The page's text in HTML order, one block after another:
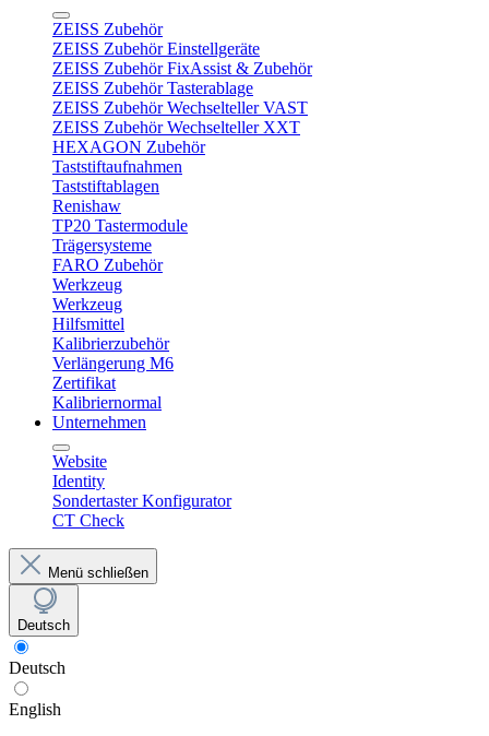
ZEISS Zubehör
ZEISS Zubehör Einstellgeräte
ZEISS Zubehör FixAssist & Zubehör
ZEISS Zubehör Tasterablage
ZEISS Zubehör Wechselteller VAST
ZEISS Zubehör Wechselteller XXT
HEXAGON Zubehör
Taststiftaufnahmen
Taststiftablagen
Renishaw
TP20 Tastermodule
Trägersysteme
FARO Zubehör
Werkzeug
Werkzeug
Hilfsmittel
Kalibrierzubehör
Verlängerung M6
Zertifikat
Kalibriernormal
Unternehmen
Website
Identity
Sondertaster Konfigurator
CT Check
Menü schließen
Deutsch
Deutsch
English